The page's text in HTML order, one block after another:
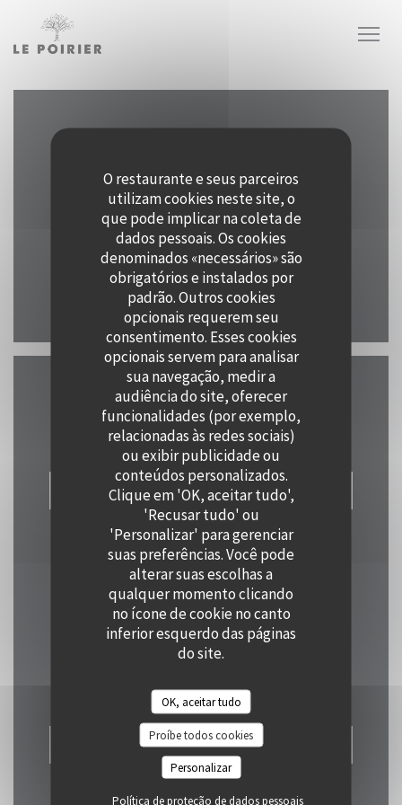
Painel de Gerenciamento de Cookies
O restaurante e seus parceiros
utilizam cookies neste site, o
que pode implicar na coleta de
dados pessoais. Os cookies
denominados «necessários» são
obrigatórios e instalados por
padrão. Outros cookies
opcionais requerem seu
consentimento. Esses cookies
opcionais servem para analisar
sua navegação, medir a
audiência do site, oferecer
funcionalidades (por exemplo,
relacionadas às redes sociais)
ou exibir publicidade ou
conteúdos personalizados.
Clique em 'OK, aceitar tudo',
'Recusar tudo' ou
'Personalizar' para gerenciar
suas preferências. Você pode
alterar suas escolhas a
qualquer momento clicando
no ícone de cookie no canto
inferior esquerdo das páginas
do site.
OK, aceitar tudo
Proíbe todos cookies
Personalizar
Política de proteção de dados pessoais
Hogeweg 59 4328 PB Burgh-Haamstede
0111 764 799
Facebook ((abre numa nova
Instagram ((abre numa
Contacte-nos
RESERVAR UMA MESA
Mantenha-se atualizado
Subscrever a nossa newsletter para receber comunicações
personalizadas e ofertas de marketing por correio eletrónico da nossa
SUBSCREVER